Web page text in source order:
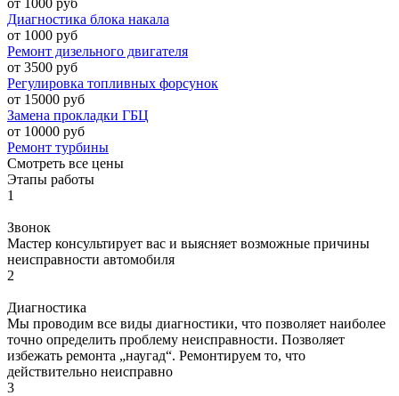
Диагностика блока накала
от 1000 руб
Ремонт дизельного двигателя
от 3500 руб
Регулировка топливных форсунок
от 15000 руб
Замена прокладки ГБЦ
от 10000 руб
Ремонт турбины
Смотреть все цены
Этапы работы
1
Звонок
Мастер консультирует вас и выясняет возможные причины
неисправности автомобиля
2
Диагностика
Мы проводим все виды диагностики, что позволяет наиболее
точно определить проблему неисправности. Позволяет
избежать ремонта „наугад“. Ремонтируем то, что
действительно неисправно
3